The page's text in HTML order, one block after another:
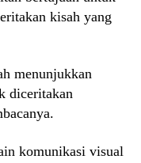
kisah yang
menunjukkan
diceritakan
komunikasi visual